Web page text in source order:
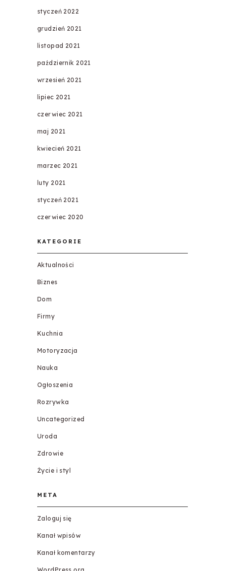
styczeń 2022
grudzień 2021
listopad 2021
październik 2021
wrzesień 2021
lipiec 2021
czerwiec 2021
maj 2021
kwiecień 2021
marzec 2021
luty 2021
styczeń 2021
czerwiec 2020
KATEGORIE
Aktualności
Biznes
Dom
Firmy
Kuchnia
Motoryzacja
Nauka
Ogłoszenia
Rozrywka
Uncategorized
Uroda
Zdrowie
Życie i styl
META
Zaloguj się
Kanał wpisów
Kanał komentarzy